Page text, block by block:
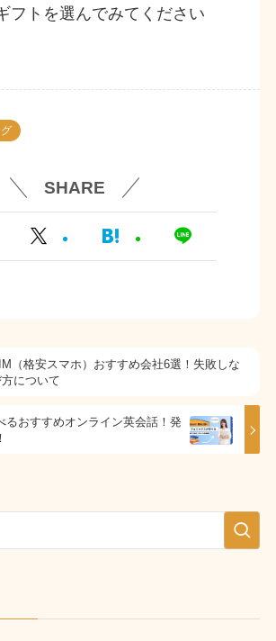
フトを選んでみてください
SHARE
（格安スマホ）おすすめ会社6選！失敗しな
について
るおすすめオンライン英会話！発